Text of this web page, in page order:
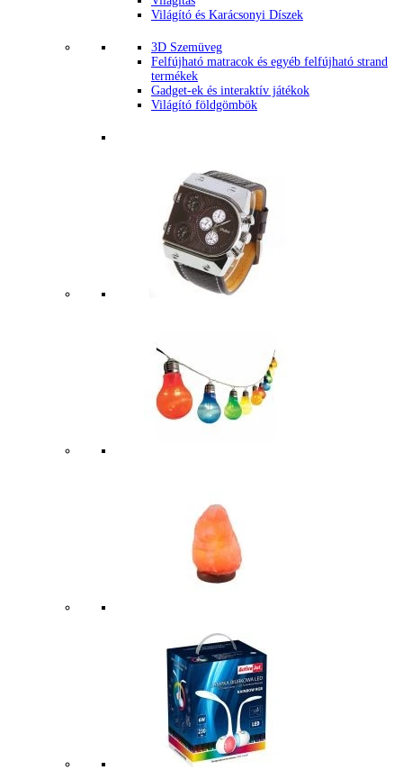
Világító és Karácsonyi Díszek
3D Szemüveg
Felfújható matracok és egyéb felfújható strand
termékek
Gadget-ek és interaktív játékok
Világító földgömbök